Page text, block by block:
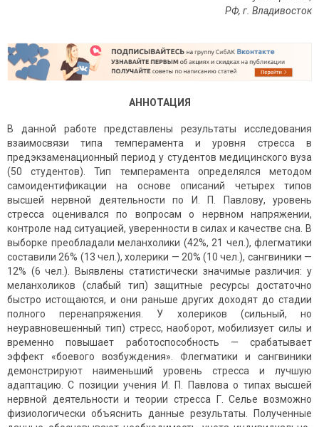
РФ, г. Владивосток
АННОТАЦИЯ
В данной работе представлены результаты исследования
взаимосвязи типа темперамента и уровня стресса в
предэкзаменационный период у студентов медицинского вуза
(50 студентов). Тип темперамента определялся методом
самоидентификации на основе описаний четырех типов
высшей нервной деятельности по И. П. Павлову, уровень
стресса оценивался по вопросам о нервном напряжении,
контроле над ситуацией, уверенности в силах и качестве сна. В
выборке преобладали меланхолики (42%, 21 чел.), флегматики
составили 26% (13 чел.), холерики — 20% (10 чел.), сангвиники —
12% (6 чел.). Выявлены статистически значимые различия: у
меланхоликов (слабый тип) защитные ресурсы достаточно
быстро истощаются, и они раньше других доходят до стадии
полного перенапряжения. У холериков (сильный, но
неуравновешенный тип) стресс, наоборот, мобилизует силы и
временно повышает работоспособность — срабатывает
эффект «боевого возбуждения». Флегматики и сангвиники
демонстрируют наименьший уровень стресса и лучшую
адаптацию. С позиции учения И. П. Павлова о типах высшей
нервной деятельности и теории стресса Г. Селье возможно
физиологически объяснить данные результаты. Полученные